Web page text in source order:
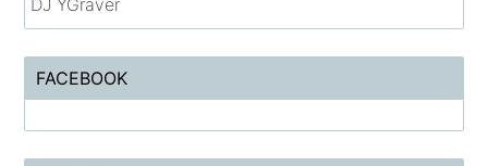
DJ YGraver
FACEBOOK